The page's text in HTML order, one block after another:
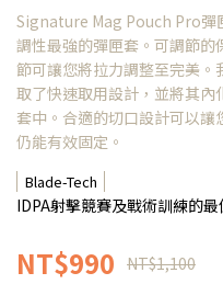
Signature Mag Pouch Pro彈
調性最強的彈匣套。可調節的
節可讓您將拉力調整至完美
取了快速取用設計，並將其
套中。合適的切口設計可以
仍能有效固定。
Blade-Tech
IDPA射擊競賽及戰術訓練的
NT$990 NT$1,100